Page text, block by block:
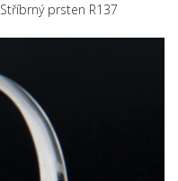
Stříbrný prsten R137